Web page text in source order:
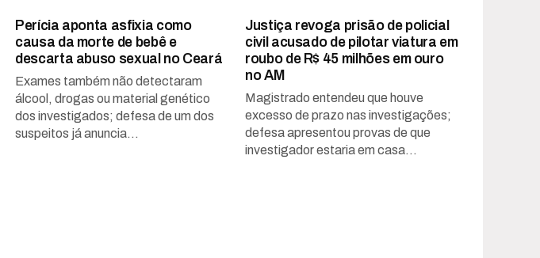
Perícia aponta asfixia como
causa da morte de bebê e
descarta abuso sexual no Ceará
Exames também não detectaram
álcool, drogas ou material genético
dos investigados; defesa de um dos
suspeitos já anuncia...
Justiça revoga prisão de policial
civil acusado de pilotar viatura em
roubo de R$ 45 milhões em ouro
no AM
Magistrado entendeu que houve
excesso de prazo nas investigações;
defesa apresentou provas de que
investigador estaria em casa...